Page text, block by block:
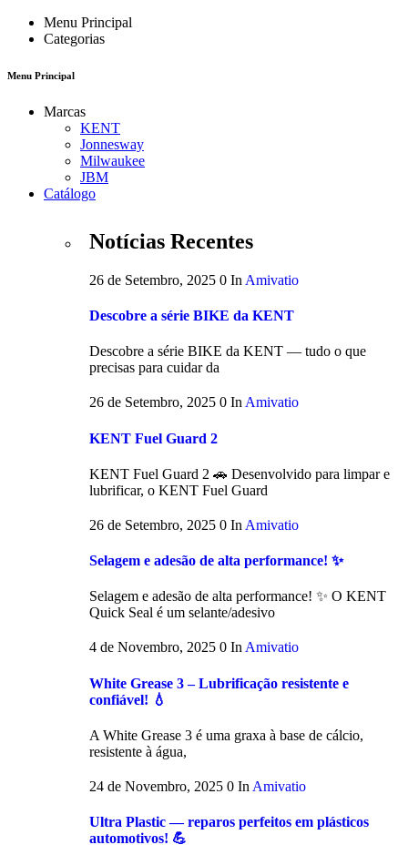
Menu Principal
Categorias
Menu Principal
Marcas
KENT
Jonnesway
Milwaukee
JBM
Catálogo
Notícias Recentes
26 de Setembro, 2025 0 In Amivatio
Descobre a série BIKE da KENT
Descobre a série BIKE da KENT — tudo o que
precisas para cuidar da
26 de Setembro, 2025 0 In Amivatio
KENT Fuel Guard 2
KENT Fuel Guard 2 🚗 Desenvolvido para limpar e
lubrificar, o KENT Fuel Guard
26 de Setembro, 2025 0 In Amivatio
Selagem e adesão de alta performance! ✨
Selagem e adesão de alta performance! ✨ O KENT
Quick Seal é um selante/adesivo
4 de Novembro, 2025 0 InAmivatio
White Grease 3 – Lubrificação resistente e
confiável! 💧
A White Grease 3 é uma graxa à base de cálcio,
resistente à água,
24 de Novembro, 2025 0 In Amivatio
Ultra Plastic — reparos perfeitos em plásticos
automotivos! 💪